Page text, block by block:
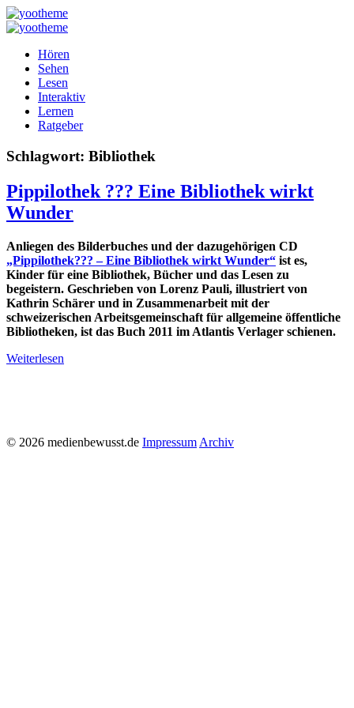
Hören
Sehen
Lesen
Interaktiv
Lernen
Ratgeber
Schlagwort: Bibliothek
Pippilothek ??? Eine Bibliothek wirkt
Wunder
Anliegen des Bilderbuches und der dazugehörigen CD
„Pippilothek??? – Eine Bibliothek wirkt Wunder“ ist es,
Kinder für eine Bibliothek, Bücher und das Lesen zu
begeistern. Geschrieben von Lorenz Pauli, illustriert von
Kathrin Schärer und in Zusammenarbeit mit der
schweizerischen Arbeitsgemeinschaft für allgemeine öffentliche
Bibliotheken, ist das Buch 2011 im Atlantis Verlager schienen.
Weiterlesen
© 2026 medienbewusst.de Impressum Archiv